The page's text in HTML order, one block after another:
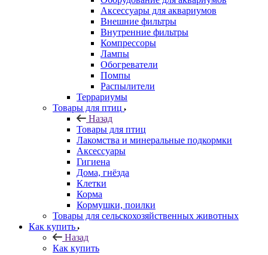
Аксессуары для аквариумов
Внешние фильтры
Внутренние фильтры
Компрессоры
Лампы
Обогреватели
Помпы
Распылители
Террариумы
Товары для птиц
Назад
Товары для птиц
Лакомства и минеральные подкормки
Аксессуары
Гигиена
Дома, гнёзда
Клетки
Корма
Кормушки, поилки
Товары для сельскохозяйственных животных
Как купить
Назад
Как купить